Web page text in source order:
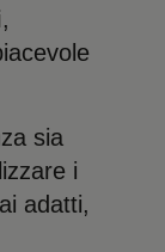
,
sia
i
adatti,